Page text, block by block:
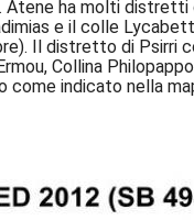
ha molti distretti
e il colle
Il distretto di Psirri
Collina
come indicato nella